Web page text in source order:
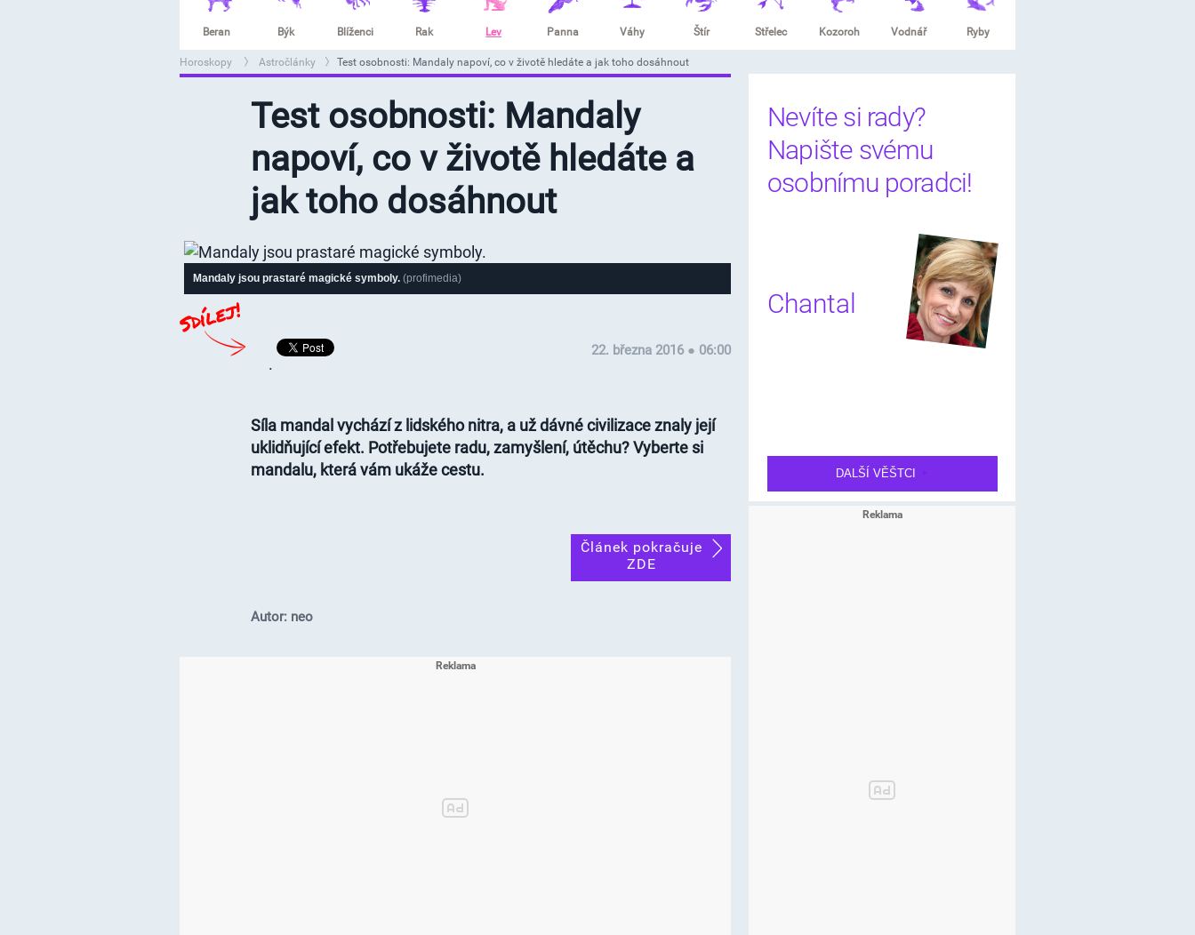
Beran Býk Blíženci Rak Lev Panna Váhy Štír Střelec Kozoroh Vodnář Ryby
Horoskopy Astročlánky Test osobnosti: Mandaly napoví, co v životě hledáte a jak toho dosáhnout
Test osobnosti: Mandaly
napoví, co v životě hledáte a
jak toho dosáhnout
Mandaly jsou prastaré magické symboly. (profimedia)
.
22. března 2016 ● 06:00
Síla mandal vychází z lidského nitra, a už dávné civilizace znaly její
uklidňující efekt. Potřebujete radu, zamyšlení, útěchu? Vyberte si
mandalu, která vám ukáže cestu.
Článek pokračuje
ZDE
Autor: neo
Nevíte si rady?
Napište svému
osobnímu poradci!
Chantal
DALŠÍ VĚŠTCI